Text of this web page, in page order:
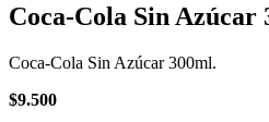
Coca-Cola Sin Azúcar
Coca-Cola Sin Azúcar 300ml.
$9.500